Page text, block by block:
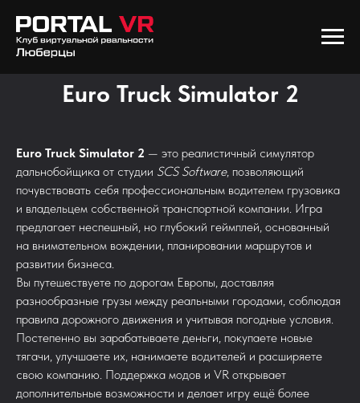
Euro Truck Simulator 2
Euro Truck Simulator 2 — это реалистичный симулятор
дальнобойщика от студии SCS Software, позволяющий
почувствовать себя профессиональным водителем грузовика
и владельцем собственной транспортной компании. Игра
предлагает неспешный, но глубокий геймплей, основанный
на внимательном вождении, планировании маршрутов и
развитии бизнеса.
Вы путешествуете по дорогам Европы, доставляя
разнообразные грузы между реальными городами, соблюдая
правила дорожного движения и учитывая погодные условия.
Постепенно вы зарабатываете деньги, покупаете новые
тягачи, улучшаете их, нанимаете водителей и расширяете
свою компанию. Поддержка модов и VR открывает
дополнительные возможности и делает игру ещё более